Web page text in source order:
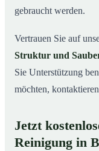
gebraucht werden.
Vertrauen Sie auf
Struktur und
Sie Unterstützung
möchten,
Jetzt
Reinigung in